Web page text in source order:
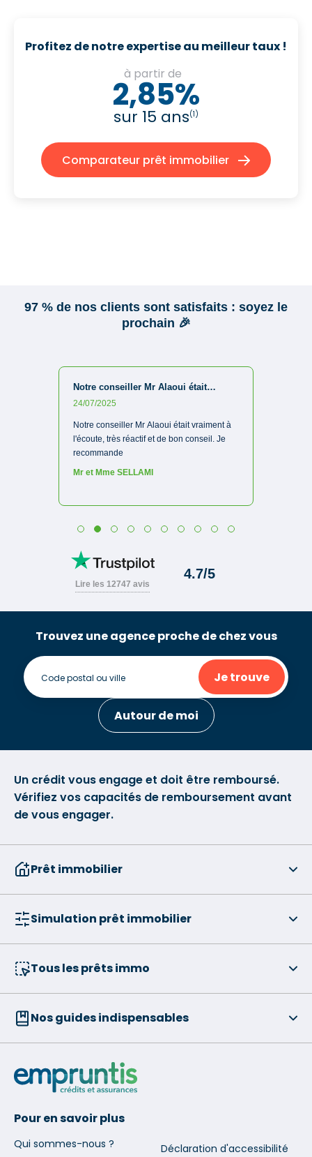
Profitez de notre expertise au meilleur taux !
à partir de
2,85%
sur 15 ans(1)
Comparateur prêt immobilier
Trouvez une agence proche de chez vous
Je trouve
Autour de moi
Un crédit vous engage et doit être remboursé.
Vérifiez vos capacités de remboursement avant
de vous engager.
Prêt immobilier
Simulation prêt immobilier
Tous les prêts immo
Nos guides indispensables
Pour en savoir plus
Qui sommes-nous ?
Déclaration d'accessibilité